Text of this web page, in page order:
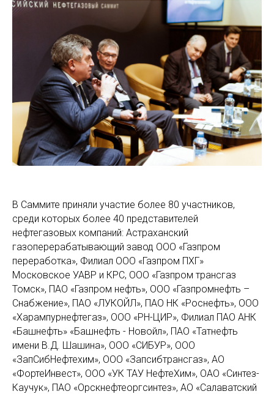
В Саммите приняли участие более 80 участников,
среди которых более 40 представителей
нефтегазовых компаний: Астраханский
газоперерабатывающий завод ООО «Газпром
переработка», Филиал ООО «Газпром ПХГ»
Московское УАВР и КРС, ООО «Газпром трансгаз
Томск», ПАО «Газпром нефть», ООО «Газпромнефть –
Снабжение», ПАО «ЛУКОЙЛ», ПАО НК «Роснефть», ООО
«Харампурнефтегаз», ООО «РН-ЦИР», Филиал ПАО АНК
«Башнефть» «Башнефть - Новойл», ПАО «Татнефть
имени В.Д. Шашина», ООО «СИБУР», ООО
«ЗапСибНефтехим», ООО «Запсибтрансгаз», АО
«ФортеИнвест», ООО «УК ТАУ НефтеХим», ОАО «Синтез-
Каучук», ПАО «Орскнефтеоргсинтез», АО «Салаватский